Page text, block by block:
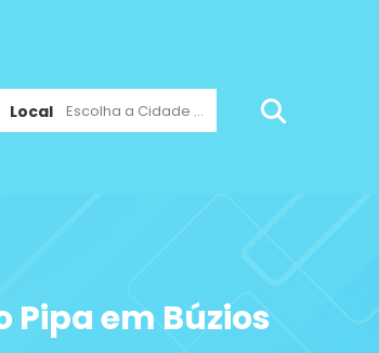
Local Escolha a Cidade ...
em Búzios